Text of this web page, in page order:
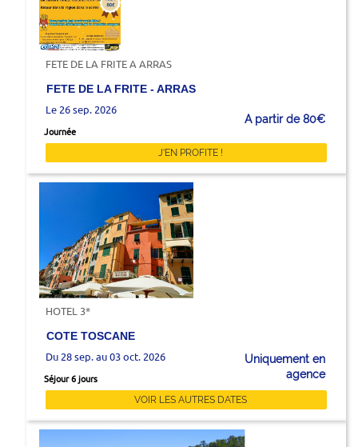
FETE DE LA FRITE A ARRAS
FETE DE LA FRITE - ARRAS
Le 26 sep. 2026
Journée
A partir de 80€
J'EN PROFITE !
HOTEL 3*
COTE TOSCANE
Du 28 sep. au 03 oct. 2026
Séjour 6 jours
Uniquement en
agence
VOIR LES AUTRES DATES